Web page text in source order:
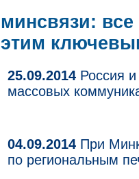
минсвязи:
этим
25.09.2014 Россия
массовых
04.09.2014 При
по региональным